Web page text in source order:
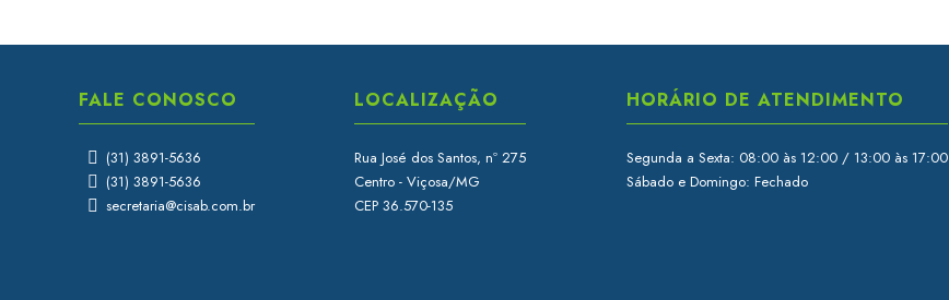
FALE CONOSCO
(31) 3891-5636
(31) 3891-5636
secretaria@cisab.com.br
LOCALIZAÇÃO
Rua José dos Santos, nº 275
Centro - Viçosa/MG
CEP 36.570-135
HORÁRIO DE ATENDIMENTO
Segunda a Sexta: 08:00 às 12:00 / 13:00 às 17:00
Sábado e Domingo: Fechado